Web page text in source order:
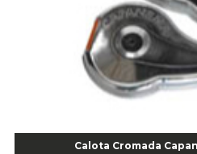
Anel de vedação Jumbo OR-224 TG
Anel de vedação Jumbo OR-449 Cod:
Anel p/ montagem de pneu s/cam aro
Anel para Montagem do Pneu Sem
Anel para Vedação OR 25 - Cod 01766
Anel para Vedação OR 325 Nacional -
Calota Cromada